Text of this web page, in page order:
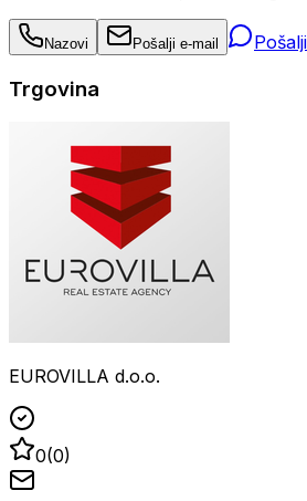
Nazovi Pošalji e-mail
Trgovina
EUROVILLA d.o.o.
0(0)